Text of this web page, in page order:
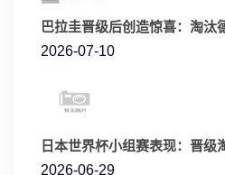
巴拉圭晋级后创造惊喜：淘汰
2026-07-10
日本世界杯小组赛表现：晋级
2026-06-29